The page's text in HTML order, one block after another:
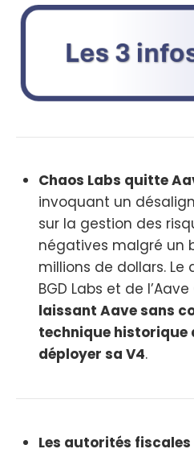
Chaos Labs quitte
invoquant un
sur la gestion des
négatives malgré un
millions de dollars.
BGD Labs et de
laissant Aave sans
technique historique
déployer sa V4.
Les autorités